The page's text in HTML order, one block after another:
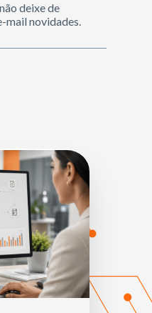
deixe de
mail novidades.